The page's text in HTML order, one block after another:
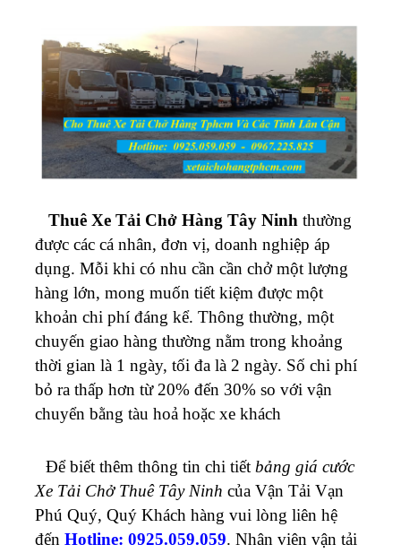
Thuê Xe Tải Chở Hàng Tây Ninh thường
được các cá nhân, đơn vị, doanh nghiệp áp
dụng. Mỗi khi có nhu cần cần chở một lượng
hàng lớn, mong muốn tiết kiệm được một
khoản chi phí đáng kể. Thông thường, một
chuyến giao hàng thường nằm trong khoảng
thời gian là 1 ngày, tối đa là 2 ngày. Số chi phí
bỏ ra thấp hơn từ 20% đến 30% so với vận
chuyển bằng tàu hoả hoặc xe khách
Để biết thêm thông tin chi tiết bảng giá cước
Xe Tải Chở Thuê Tây Ninh của Vận Tải Vạn
Phú Quý, Quý Khách hàng vui lòng liên hệ
đến Hotline: 0925.059.059. Nhân viên vận tải